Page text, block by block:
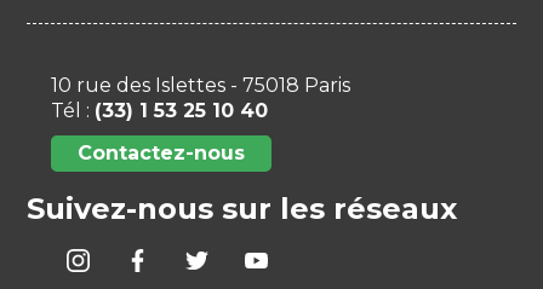
10 rue des Islettes - 75018 Paris
Tél : (33) 1 53 25 10 40
Contactez-nous
Suivez-nous sur les réseaux